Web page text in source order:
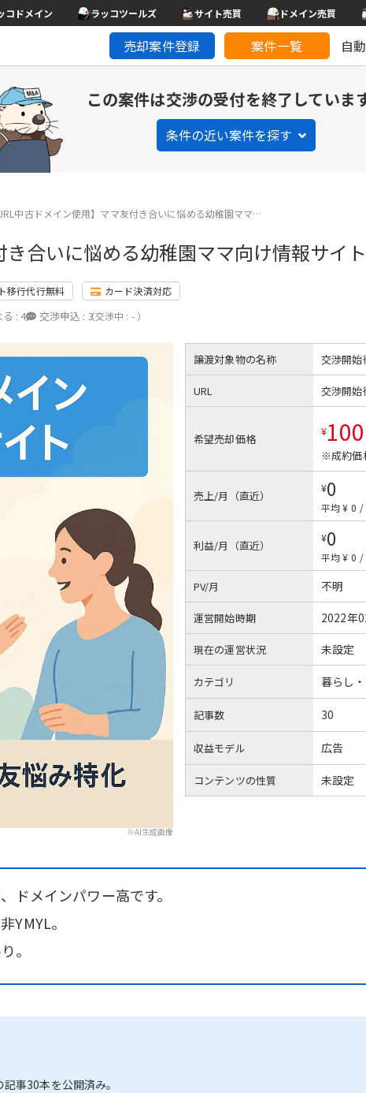
コドメイン ラッコツールズ サイト売買 ドメイン売買
売却案件登録 案件一覧 自
この案件は交渉の受付を終了しています
条件の近い案件を探す
URL中古ドメイン使用】ママ友付き合いに悩める幼稚園ママ…
き合いに悩める幼稚園ママ向け情報サイト
移行代行無料 カード決済対応
: 4 交渉申込 : 3
（交渉中 : - ）
※AI生成画像
譲渡対象物の名称 交渉開始
URL 交渉開始
希望売却価格 ¥
※成約価
売上/月（直近）
¥0
平均 ¥ 0 /
利益/月（直近）
¥0
平均 ¥ 0 /
PV/月 不明
運営開始時期 2022年
現在の運営状況 未設定
カテゴリ 暮らし
記事数 30
収益モデル 広告
コンテンツの性質 未設定
ドメインパワー高です。
YMYL。
。
事30本を公開済み。